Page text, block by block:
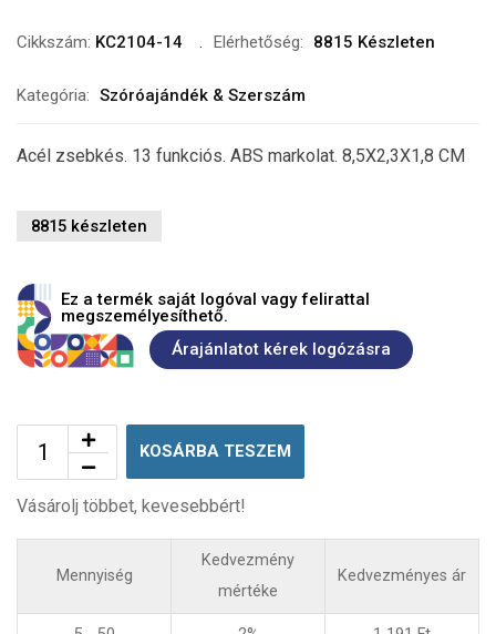
Cikkszám: KC2104-14 Elérhetőség: 8815 Készleten
Kategória: Szóróajándék & Szerszám
Acél zsebkés. 13 funkciós. ABS markolat. 8,5X2,3X1,8 CM
8815 készleten
Ez a termék saját logóval vagy felirattal
megszemélyesíthető.
Árajánlatot kérek logózásra
KOSÁRBA TESZEM
Vásárolj többet, kevesebbért!
Mennyiség
Kedvezmény
mértéke
Kedvezményes ár